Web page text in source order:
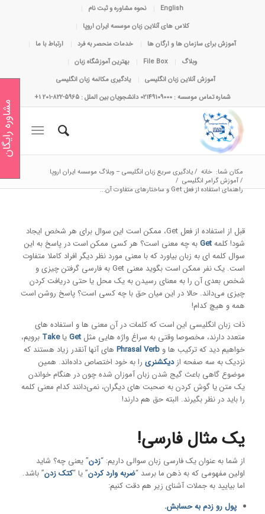
English
نحوه مشاوره و ثبت نام
کلاس های آنلاین زبان موسسه ایران اروپا
آموزش برای سازمان ها و ارگان ها
خدمات منحصر به فرد
ارتباط با ما
وبلاگ
File Box
بهترین آموزشگاه زبان
آموزش آنلاین زبان انگلیسی
یادگیری مکالمه زبان انگلیسی
شماره تماس موسسه : 02149109000 دانشجویان بین الملل : 5965-822-201 1+
مکان شما: خانه / یادگیری سریع زبان انگلیسی – وبلاگ موسسه ایران اروپا
/ آموزش گرامر انگلیسی /
راهنمای استفاده از فعل Get و ساختارهای متفاوت آن...
قبل از استفاده از فعل Get، ممکن است این سوال برای هر شخص ایجاد
شود! کلمهGetبه چه معنی است؟ هر کسی ممکن است در پاسخ به این
سوال کلمه ای به زبان بیاورد که با معنی مورد نظر دیگر افراد کاملا متفاوت
است. یک نفر ممکن است بگوید معنی Get به فارسی گرفتن چیزی و
شخص بعدی آن را به معنای رسیدن به یک محل یا حتی دریافت کردن
چیزی می‌داند. حالا در این میان حق با چه کسی است؟ پاسخ روشن است
همه و هیچ کدام!
ذات زبان انگلیسی این است که کلمات در آن معنی ها و استفاده های
متعدد دارند، مخصوصا وقتی به سراغ واژه هایی مثل GetیاTake برویم،
خواهیم دید که ترکیب ها و Phrasal Verbهای آنها آنقدر زیاد هستند که
نزدیک به سه صفحه ازدیکشنریرا به خود اختصاص داده‌اند. همین
موضوع گاهی باعث گیج شدن زبان آموزان شده چون در هنگام خواندن
یک متن یا گوش کردن به صحبت های دیگران، نمی‌دانند کدام معنی کلمه
را باید در نظر بگیرند. البته حق هم دارند!
یک مثال فارسی!
از شما به عنوان یک فارسی زبان سوالی داریم: “زدن” یعنی چه؟ شاید
اولین مفهومی که به ذهن ما برسد “ضربه وارد کردن” یا “کتک زدن” باشد.
اما بیایید به جملات آشنای زیر هم دقت کنیم:
پول رو زدم به حسابش.